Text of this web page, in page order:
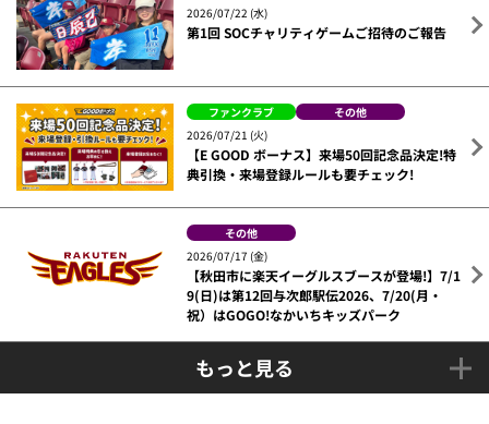
2026/07/22 (水)
第1回 SOCチャリティゲームご招待のご報告
ファンクラブ
その他
2026/07/21 (火)
【E GOOD ボーナス】来場50回記念品決定!特
典引換・来場登録ルールも要チェック!
その他
2026/07/17 (金)
【秋田市に楽天イーグルスブースが登場!】7/1
9(日)は第12回与次郎駅伝2026、7/20(月・
祝）はGOGO!なかいちキッズパーク
もっと見る